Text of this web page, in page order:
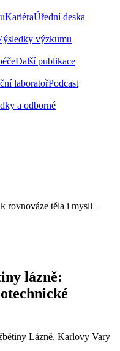
KariéraÚřední deska
výzkumu
Další publikace
laboratořPodcast
a odborné
lázně:
Lázně, Karlovy Vary